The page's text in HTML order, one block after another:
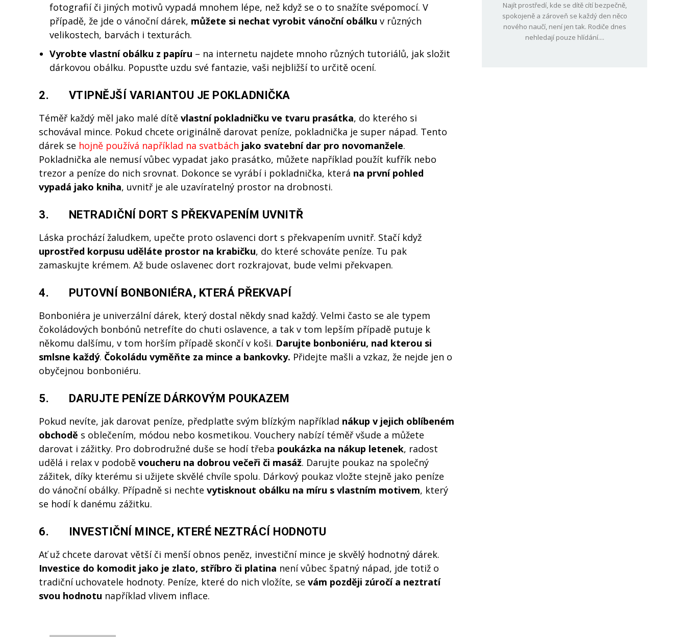
fotografií či jiných motivů vypadá mnohem lépe, než když se o to snažíte svépomocí. V
případě, že jde o vánoční dárek, můžete si nechat vyrobit vánoční obálku v různých
velikostech, barvách i texturách.
Vyrobte vlastní obálku z papíru – na internetu najdete mnoho různých tutoriálů, jak složit
dárkovou obálku. Popusťte uzdu své fantazie, vaši nejbližší to určitě ocení.
2. VTIPNĚJŠÍ VARIANTOU JE POKLADNIČKA
Téměř každý měl jako malé dítě vlastní pokladničku ve tvaru prasátka, do kterého si
schovával mince. Pokud chcete originálně darovat peníze, pokladnička je super nápad. Tento
dárek se hojně používá například na svatbách jako svatební dar pro novomanžele.
Pokladnička ale nemusí vůbec vypadat jako prasátko, můžete například použít kufřík nebo
trezor a peníze do nich srovnat. Dokonce se vyrábí i pokladnička, která na první pohled
vypadá jako kniha, uvnitř je ale uzavíratelný prostor na drobnosti.
3. NETRADIČNÍ DORT S PŘEKVAPENÍM UVNITŘ
Láska prochází žaludkem, upečte proto oslavenci dort s překvapením uvnitř. Stačí když
uprostřed korpusu uděláte prostor na krabičku, do které schováte peníze. Tu pak
zamaskujte krémem. Až bude oslavenec dort rozkrajovat, bude velmi překvapen.
4. PUTOVNÍ BONBONIÉRA, KTERÁ PŘEKVAPÍ
Bonboniéra je univerzální dárek, který dostal někdy snad každý. Velmi často se ale typem
čokoládových bonbónů netrefíte do chuti oslavence, a tak v tom lepším případě putuje k
někomu dalšímu, v tom horším případě skončí v koši. Darujte bonboniéru, nad kterou si
smlsne každý. Čokoládu vyměňte za mince a bankovky. Přidejte mašli a vzkaz, že nejde jen o
obyčejnou bonboniéru.
5. DARUJTE PENÍZE DÁRKOVÝM POUKAZEM
Pokud nevíte, jak darovat peníze, předplaťte svým blízkým například nákup v jejich oblíbeném
obchodě s oblečením, módou nebo kosmetikou. Vouchery nabízí téměř všude a můžete
darovat i zážitky. Pro dobrodružné duše se hodí třeba poukázka na nákup letenek, radost
udělá i relax v podobě voucheru na dobrou večeři či masáž. Darujte poukaz na společný
zážitek, díky kterému si užijete skvělé chvíle spolu. Dárkový poukaz vložte stejně jako peníze
do vánoční obálky. Případně si nechte vytisknout obálku na míru s vlastním motivem, který
se hodí k danému zážitku.
6. INVESTIČNÍ MINCE, KTERÉ NEZTRÁCÍ HODNOTU
Ať už chcete darovat větší či menší obnos peněz, investiční mince je skvělý hodnotný dárek.
Investice do komodit jako je zlato, stříbro či platina není vůbec špatný nápad, jde totiž o
tradiční uchovatele hodnoty. Peníze, které do nich vložíte, se vám později zúročí a neztratí
svou hodnotu například vlivem inflace.
Najít prostředí, kde se dítě cítí bezpečně,
spokojeně a zároveň se každý den něco
nového naučí, není jen tak. Rodiče dnes
nehledají pouze hlídání....